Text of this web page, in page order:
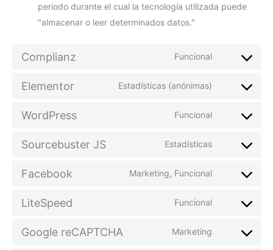
periodo durante el cual la tecnología utilizada puede
"almacenar o leer determinados datos."
Complianz Funcional
Elementor Estadísticas (anónimas)
WordPress Funcional
Sourcebuster JS Estadísticas
Facebook Marketing, Funcional
LiteSpeed Funcional
Google reCAPTCHA Marketing